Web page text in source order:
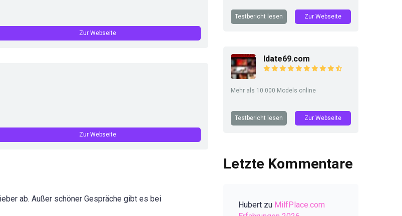
Zur Webseite
Zur Webseite
ab. Außer schöner Gespräche gibt es bei
Testbericht lesen Zur Webseite
Idate69.com
Mehr als 10.000 Models online
Testbericht lesen Zur Webseite
Letzte Kommentare
Hubert zu MilfPlace.com